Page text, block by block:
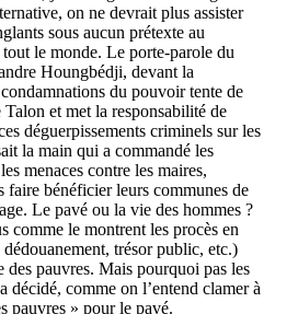
on ne devrait plus assister
sous aucun prétexte au
le monde. Le porte-parole du
Houngbédji, devant la
du pouvoir tente de
et met la responsabilité de
déguerpissements criminels sur les
la main qui a commandé les
menaces contre les maires,
faire bénéficier leurs communes de
Le pavé ou la vie des hommes ?
comme le montrent les procès en
trésor public, etc.)
pauvres. Mais pourquoi pas les
décidé, comme on l’entend clamer à
pauvres » pour le pavé.